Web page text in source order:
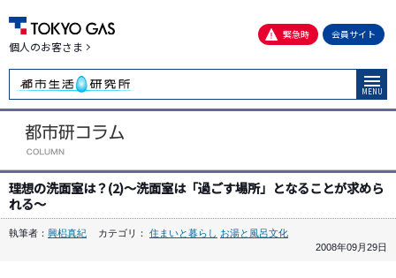
個人のお客さま
緊急時 会員サイト
MENU
理想の洗面室は？(2)～洗面室は「過ごす場所」となることが求めら
れる～
執筆者： 興梠真紀 カテゴリ： 住まいと暮らし お湯と風呂文化
2008年09月29日